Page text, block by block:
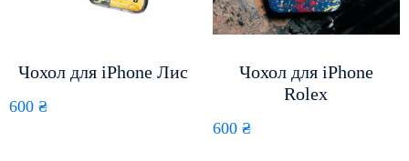
Чохол для iPhone Лис
600 ₴
Чохол для iPhone
Rolex
600 ₴